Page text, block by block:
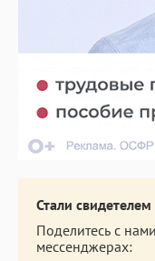
Стали
Поделитесь с
мессенджерах: